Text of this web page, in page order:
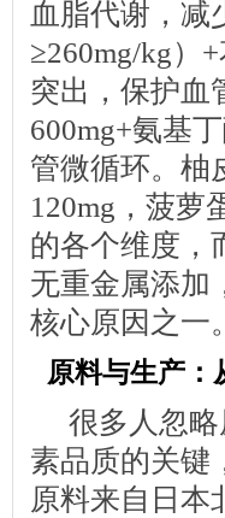
血脂代谢，减
≥260mg/kg）
突出，保护血
600mg+氨基
管微循环。柚
120mg，菠萝
的各个维度，
无重金属添加
核心原因之一。
原料与生产：
很多人忽
素品质的关键
原料来自日本